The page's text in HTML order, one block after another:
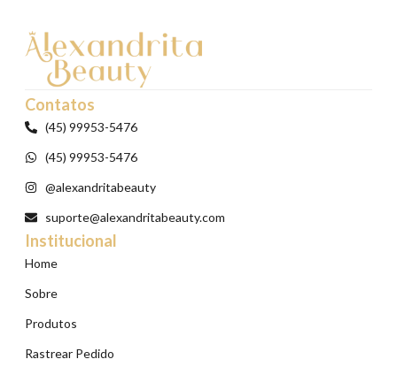
Contatos
(45) 99953-5476
(45) 99953-5476
@alexandritabeauty
suporte@alexandritabeauty.com
Institucional
Home
Sobre
Produtos
Rastrear Pedido